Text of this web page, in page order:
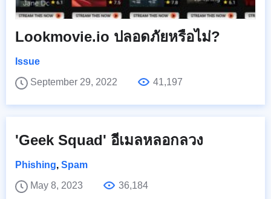
Lookmovie.io ปลอดภัยหรือไม่?
Issue
September 29, 2022
41,197
'Geek Squad' อีเมลหลอกลวง
Phishing, Spam
May 8, 2023
36,184